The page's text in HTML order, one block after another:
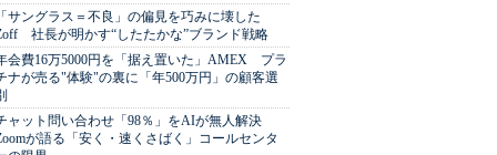
サングラス＝不良」の偏見を巧みに壊した
社長が明かす“したたかな”ブランド戦略
会費16万5000円を「据え置いた」AMEX プラ
ナが売る"体験"の裏に「年500万円」の顧客選
ャット問い合わせ「98％」をAIが無人解決
が語る「安く・速くさばく」コールセンタ